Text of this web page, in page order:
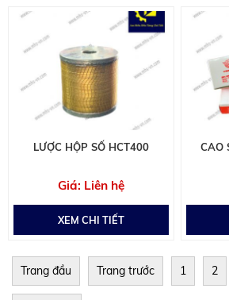
LƯỢC HỘP SỐ HCT400
Liên hệ
XEM CHI TIẾT
CAO
Trang đầu Trang trước 1 2